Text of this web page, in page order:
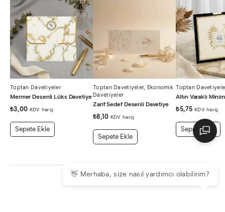
Toptan Davetiyeler
Mermer Desenli Lüks Davetiye
₺3,00 KDV hariç
Sepete Ekle
Toptan Davetiyeler, Ekonomik
Davetiyeler
Zarif Sedef Desenli Davetiye
₺8,10 KDV hariç
Sepete Ekle
Toptan
Altın Varaklı
₺5,75 KDV hariç
Sepete Ekle
👋 Merhaba, size nasıl yardımcı olabilirim?